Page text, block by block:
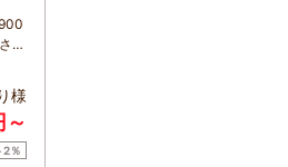
い
様
2％